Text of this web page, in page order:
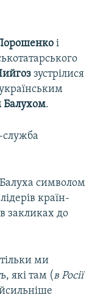
і
зустрілися
українським
Балухом.
служба
символом
країн-
закликах до
ми
які там (в Росії